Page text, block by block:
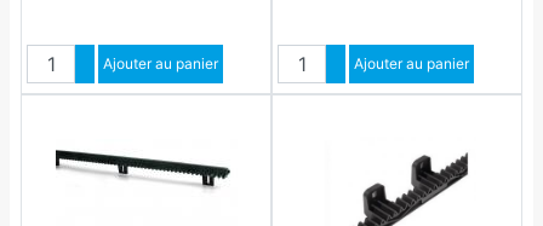
QuantitéAugmenter quantité
Diminuer quantité
Ajouter au panier QuantitéAugmenter quantité
Diminuer quantité
Ajouter au panier